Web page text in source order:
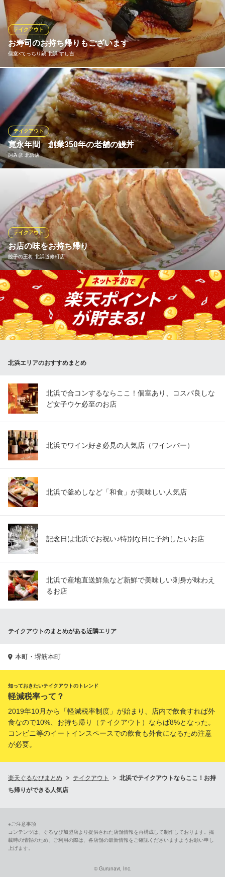
ィナータイムでの販売を中止しております。
但馬屋 蔓萬 北浜店
鉄板 ステーキ 鍋料理
京阪本線北浜駅 徒歩1分
大阪府大阪市中央区北浜1-8-16 大阪証券取引所ビルB1
お寿司のお持ち帰りもございます
個室×てっちり鍋 北浜 すし吉
テイクアウト
当店のお寿司はお持ち帰りもご利用頂けます。お土産やご家庭で
のお食事などに、ぜひご利用下さいませ。 たくさんのご注文の際
は、事前にご相談下さいませ。また、お持ち帰り頂いた商品は、
お早めにお召し上がりください。
個室×てっちり鍋 北浜 すし吉
寿司屋、一品料理、鍋
大阪メトロ堺筋線北浜駅 徒歩7分
大阪府大阪市中央区淡路町1-3-6
寛永年間 創業350年の老舗の鰻丼
阿み彦 北浜店
テイクアウト
備長炭で香ばしく焼き上げられた鰻はまさに絶品。創業から受け
継がれてきた秘伝のタレが素材の旨みを引き立てる。 お中元・お
歳暮、お土産にも最適です。蒲焼き・白焼き・八幡巻きのセット
もございます。ご相談くださいませ。 【お持ち帰り】鰻丼・鰻蒲
焼き・鰻白焼き・八幡巻き・肝焼き・う巻 等
阿み彦 北浜店
うなぎ割烹
大阪メトロ堺筋線北浜駅 徒歩1分
大阪府大阪市中央区北浜2-1-5 B1
お店の味をお持ち帰り
餃子の王将 北浜道修町店
テイクアウト
餃子の王将メニューがお持ち帰り出来ます。 ※店舗によりメニュ
ーが異なりますので、詳しくは店舗へお問い合わせ下さい。
餃子の王将 北浜道修町店
中華レストラン
大阪メトロ堺筋線北浜駅 徒歩5分
北浜エリアのおすすめまとめ
北浜で合コンするならここ！個室あり、コスパ良しな
ど女子ウケ必至のお店
北浜でワイン好き必見の人気店（ワインバー）
北浜で釜めしなど「和食」が美味しい人気店
記念日は北浜でお祝い♪特別な日に予約したいお店
北浜で産地直送鮮魚など新鮮で美味しい刺身が味わえ
るお店
テイクアウトのまとめがある近隣エリア
本町・堺筋本町
知っておきたいテイクアウトのトレンド
軽減税率って？
2019年10月から「軽減税率制度」が始まり、店内で飲食すれば外
食なので10%、お持ち帰り（テイクアウト）ならば8%となった。
コンビニ等のイートインスペースでの飲食も外食になるため注意
が必要。
楽天ぐるなびまとめ テイクアウト
北浜でテイクアウトならここ！お持
ち帰りができる人気店
※ご注意事項
コンテンツは、ぐるなび加盟店より提供された店舗情報を再構成して制作しております。掲
載時の情報のため、ご利用の際は、各店舗の最新情報をご確認くださいますようお願い申し
上げます。
© Gurunavi, Inc.